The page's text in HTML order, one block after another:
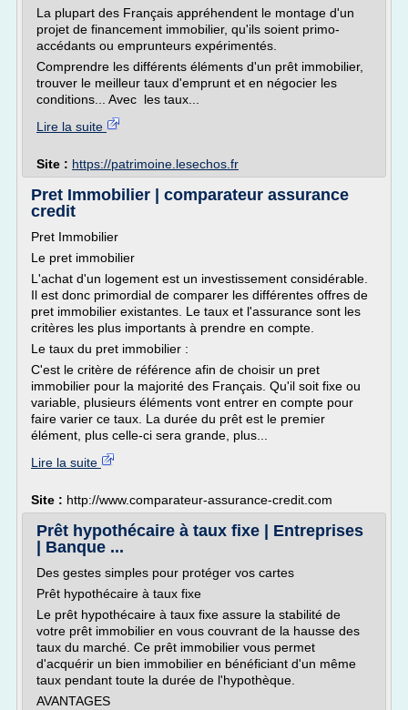
La plupart des Français appréhendent le montage d'un
projet de financement immobilier, qu'ils soient primo-
accédants ou emprunteurs expérimentés.
Comprendre les différents éléments d'un prêt immobilier,
trouver le meilleur taux d'emprunt et en négocier les
conditions... Avec les taux...
Lire la suite
Site : https://patrimoine.lesechos.fr
Pret Immobilier | comparateur assurance
credit
Pret Immobilier
Le pret immobilier
L'achat d'un logement est un investissement considérable.
Il est donc primordial de comparer les différentes offres de
pret immobilier existantes. Le taux et l'assurance sont les
critères les plus importants à prendre en compte.
Le taux du pret immobilier :
C'est le critère de référence afin de choisir un pret
immobilier pour la majorité des Français. Qu'il soit fixe ou
variable, plusieurs éléments vont entrer en compte pour
faire varier ce taux. La durée du prêt est le premier
élément, plus celle-ci sera grande, plus...
Lire la suite
Site : http://www.comparateur-assurance-credit.com
Prêt hypothécaire à taux fixe | Entreprises
| Banque ...
Des gestes simples pour protéger vos cartes
Prêt hypothécaire à taux fixe
Le prêt hypothécaire à taux fixe assure la stabilité de
votre prêt immobilier en vous couvrant de la hausse des
taux du marché. Ce prêt immobilier vous permet
d'acquérir un bien immobilier en bénéficiant d'un même
taux pendant toute la durée de l'hypothèque.
AVANTAGES